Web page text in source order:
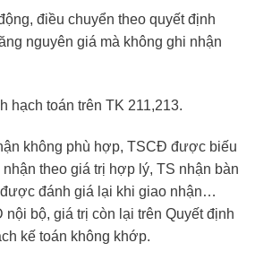
điều chuyển theo quyết định
nguyên giá mà không ghi nhận
hạch toán trên TK 211,213.
không phù hợp, TSCĐ được biếu
theo giá trị hợp lý, TS nhận bàn
đánh giá lại khi giao nhận…
bộ, giá trị còn lại trên Quyết định
kế toán không khớp.